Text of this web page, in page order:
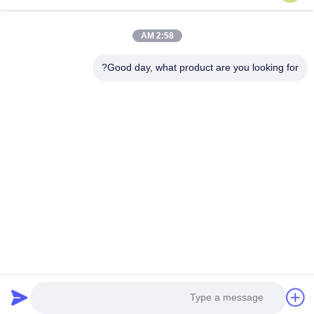
احصل على أفضل سعر
2:58 AM
Good day, what product are you looking for?